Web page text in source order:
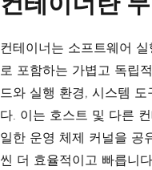
컨테이너는 소프트웨어
로 포함하는 가볍고 독립
드와 실행 환경, 시스템
다. 이는 호스트 및 다른
일한 운영 체제 커널을 공
씬 더 효율적이고 빠릅니다.